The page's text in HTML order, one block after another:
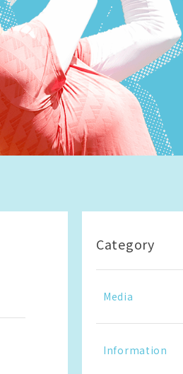
Category
Media
Information